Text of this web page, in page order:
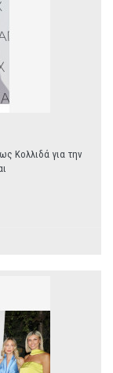
Κολλιδά για την